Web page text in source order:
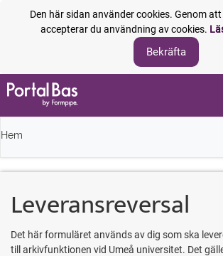
Den här sidan använder cookies. Genom
accepterar du användning av cookies.
Hem
Leveransreversal
Det här formuläret används av dig som ska
till arkivfunktionen vid Umeå universitet. Det